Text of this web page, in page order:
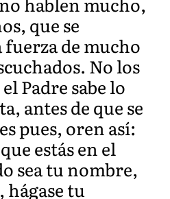
que se
de mucho
No los
Padre sabe lo
antes de que se
pues, oren así:
estás en el
sea tu nombre,
hágase tu